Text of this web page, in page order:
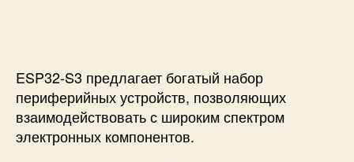
ESP32-S3 предлагает богатый набор
периферийных устройств, позволяющих
взаимодействовать с широким спектром
электронных компонентов.